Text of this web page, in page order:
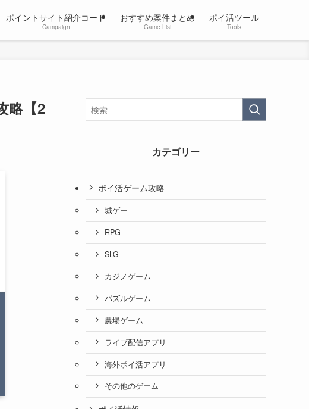
ポイントサイト紹介コード
Campaign
おすすめ案件まとめ
Game List
ポイ活ツール
Tools
略【2
カテゴリー
ポイ活ゲーム攻略
城ゲー
RPG
SLG
カジノゲーム
パズルゲーム
農場ゲーム
ライブ配信アプリ
海外ポイ活アプリ
その他のゲーム